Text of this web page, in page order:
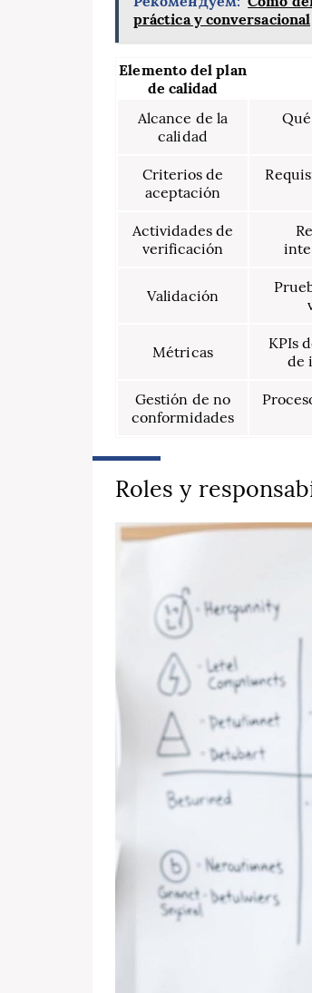
práctica y conversacional
Elemento del plan
de calidad
Alcance de la
calidad
Criterios de
aceptación
Actividades de
verificación
Validación
Métricas
KPIs
de
Gestión de no
conformidades
Roles y